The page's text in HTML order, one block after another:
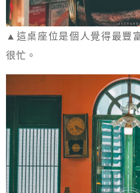
▲這桌座位是個人覺得最豐
很忙。